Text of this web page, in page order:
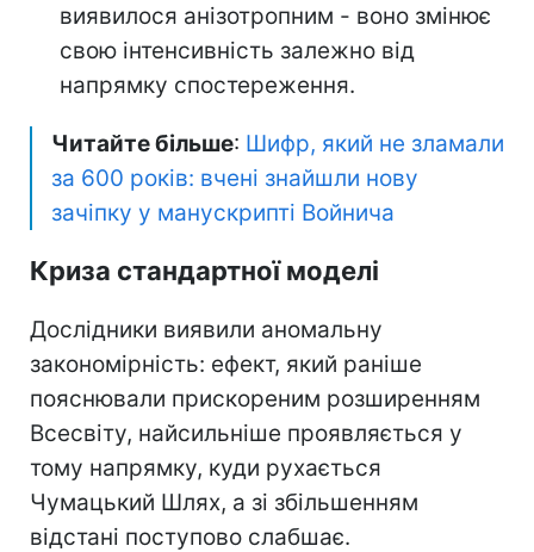
виявилося анізотропним - воно змінює
свою інтенсивність залежно від
напрямку спостереження.
Читайте більше: Шифр, який не зламали
за 600 років: вчені знайшли нову
зачіпку у манускрипті Войнича
Криза стандартної моделі
Дослідники виявили аномальну
закономірність: ефект, який раніше
пояснювали прискореним розширенням
Всесвіту, найсильніше проявляється у
тому напрямку, куди рухається
Чумацький Шлях, а зі збільшенням
відстані поступово слабшає.